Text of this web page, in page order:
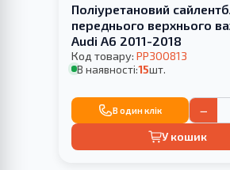
Поліуретановий
переднього верхнього
Audi A6 2011-2018
Код товару: PP300813
В наявності:15шт.
В один клік −
У кошик